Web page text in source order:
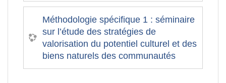
Méthodologie spécifique 1 : séminaire
sur l’étude des stratégies de
valorisation du potentiel culturel et des
biens naturels des communautés